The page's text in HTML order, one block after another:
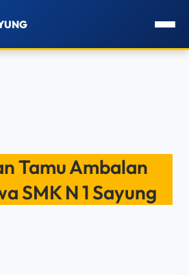
Tamu Ambalan
SMK N 1 Sayung